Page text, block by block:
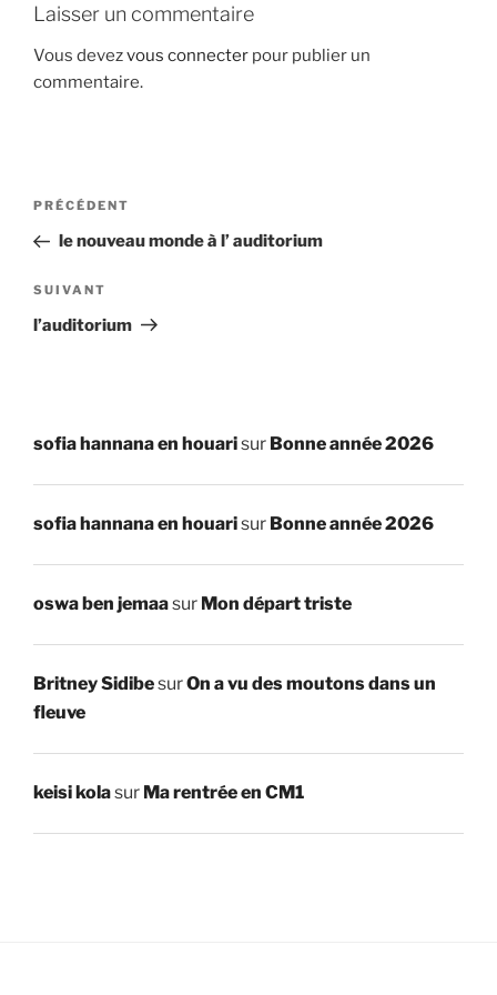
Laisser un commentaire
Vous devezvous connecter pour publier un
commentaire.
Navigation
l’article
Article
précédent
PRÉCÉDENT
le nouveau monde à l’ auditorium
Article
suivant
SUIVANT
l’auditorium
sofia hannana en houarisur Bonne année 2026
sofia hannana en houarisur Bonne année 2026
oswa ben jemaasur Mon départ triste
Britney SidibesurOn a vu des moutons dans un
fleuve
keisi kolasur Ma rentrée en CM1